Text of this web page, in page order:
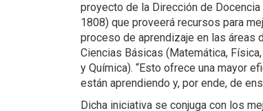
proyecto de la Dirección de Docencia
1808) que proveerá recursos para
proceso de aprendizaje en las áreas
Ciencias Básicas (Matemática,
y Química). “Esto ofrece una mayor
están aprendiendo y, por ende, de
Dicha iniciativa se conjuga con los